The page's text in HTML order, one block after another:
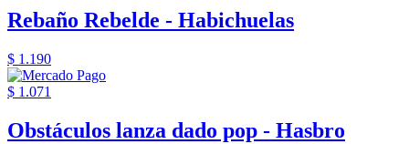
Rebaño Rebelde - Habichuelas
$ 1.190
$ 1.071
Obstáculos lanza dado pop - Hasbro